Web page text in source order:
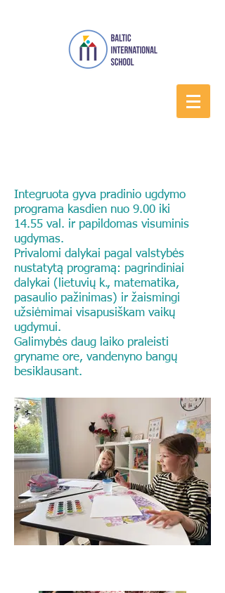
Integruota gyva pradinio ugdymo
programa kasdien nuo 9.00 iki
14.55 val. ir papildomas visuminis
ugdymas.
Privalomi dalykai pagal valstybės
nustatytą programą: pagrindiniai
dalykai (lietuvių k., matematika,
pasaulio pažinimas) ir žaismingi
užsiėmimai visapusiškam vaikų
ugdymui.
Galimybės daug laiko praleisti
gryname ore, vandenyno bangų
besiklausant.